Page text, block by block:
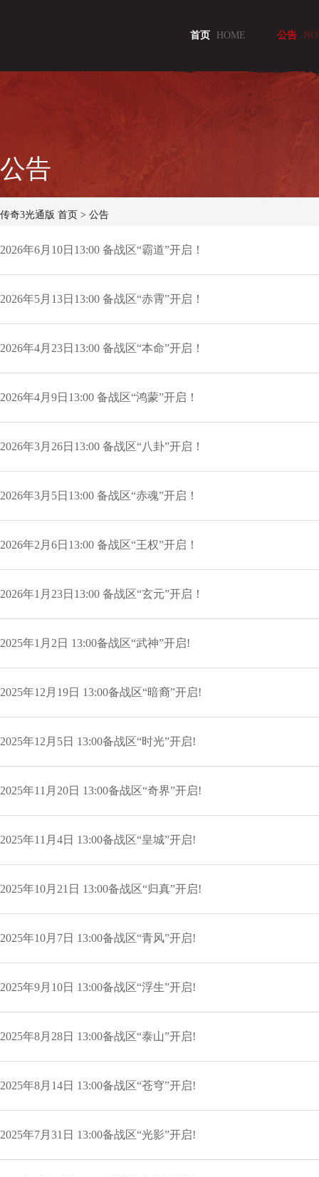
首页 HOME 公告
公告
传奇3光通版 首页 > 公告
2026年6月10日13:00 备战区“霸道”开启！
2026年5月13日13:00 备战区“赤霄”开启！
2026年4月23日13:00 备战区“本命”开启！
2026年4月9日13:00 备战区“鸿蒙”开启！
2026年3月26日13:00 备战区“八卦”开启！
2026年3月5日13:00 备战区“赤魂”开启！
2026年2月6日13:00 备战区“王权”开启！
2026年1月23日13:00 备战区“玄元”开启！
2025年1月2日 13:00备战区“武神”开启!
2025年12月19日 13:00备战区“暗裔”开启!
2025年12月5日 13:00备战区“时光”开启!
2025年11月20日 13:00备战区“奇界”开启!
2025年11月4日 13:00备战区“皇城”开启!
2025年10月21日 13:00备战区“归真”开启!
2025年10月7日 13:00备战区“青风”开启!
2025年9月10日 13:00备战区“浮生”开启!
2025年8月28日 13:00备战区“泰山”开启!
2025年8月14日 13:00备战区“苍穹”开启!
2025年7月31日 13:00备战区“光影”开启!